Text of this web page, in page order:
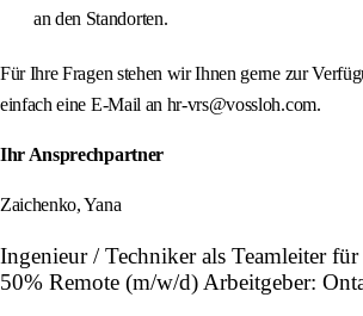
an den Standorten.
Für Ihre Fragen stehen wir Ihnen gerne zur
einfach eine E-Mail an hr-vrs@vossloh.com.
Ihr Ansprechpartner
Zaichenko, Yana
Ingenieur / Techniker als Teamleiter
50% Remote (m/w/d) Arbeitgeber: